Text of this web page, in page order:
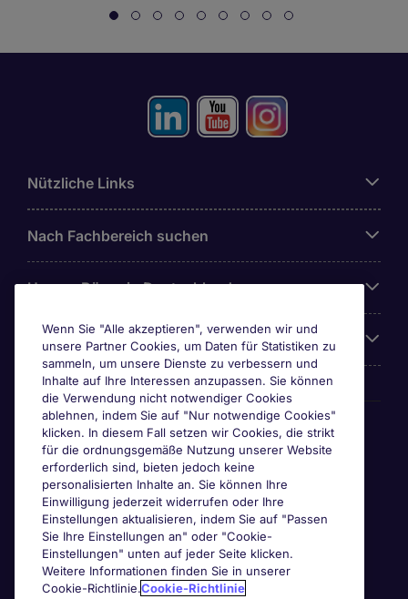
Nützliche Links
Nach Fachbereich suchen
Unsere Büros in Deutschland
Über Michael Page
Awards & Zertifizierungen
Wenn Sie "Alle akzeptieren", verwenden wir und
unsere Partner Cookies, um Daten für Statistiken zu
sammeln, um unsere Dienste zu verbessern und
Inhalte auf Ihre Interessen anzupassen. Sie können
die Verwendung nicht notwendiger Cookies
ablehnen, indem Sie auf "Nur notwendige Cookies"
klicken. In diesem Fall setzen wir Cookies, die strikt
für die ordnungsgemäße Nutzung unserer Website
erforderlich sind, bieten jedoch keine
personalisierten Inhalte an. Sie können Ihre
Einwilligung jederzeit widerrufen oder Ihre
Einstellungen aktualisieren, indem Sie auf "Passen
Sie Ihre Einstellungen an" oder "Cookie-
Einstellungen" unten auf jeder Seite klicken.
Weitere Informationen finden Sie in unserer
Cookie-Richtlinie.Cookie-Richtlinie